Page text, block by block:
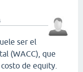
ser el
(WACC), que
de equity.